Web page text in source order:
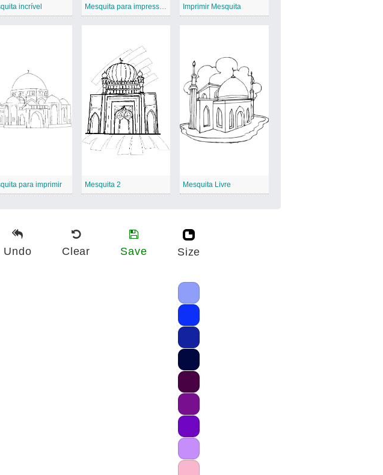
incrível Mesquita para impressão Imprimir Mesquita
para imprimir Mesquita 2 Mesquita Livre
Undo Clear Save Size